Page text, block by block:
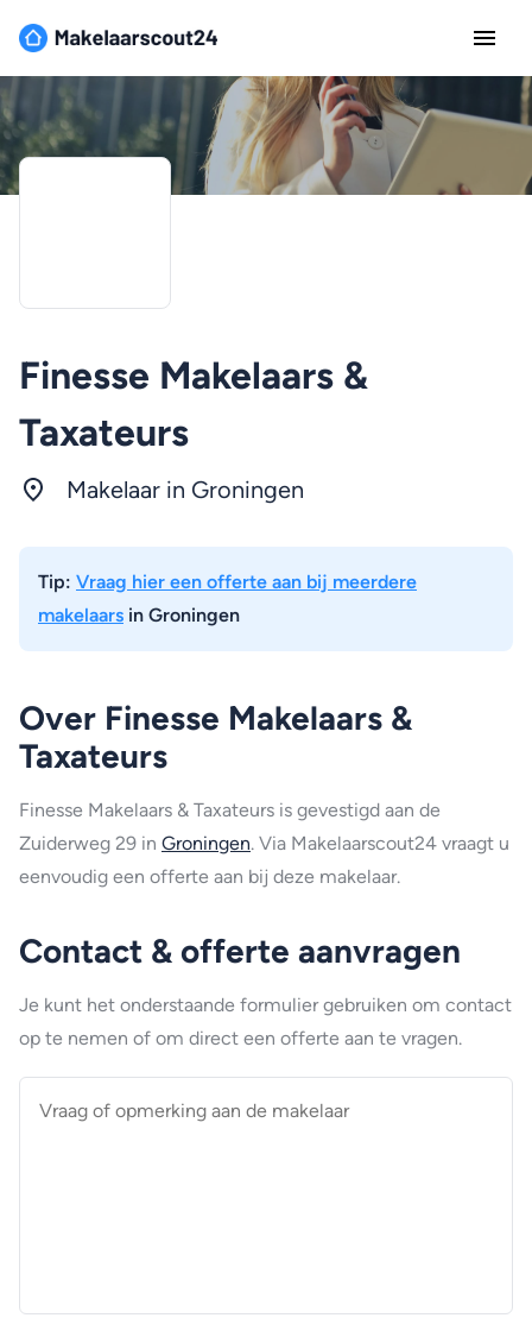
Finesse Makelaars &
Taxateurs
Makelaar in Groningen
Tip: Vraag hier een offerte aan bij meerdere
makelaars in Groningen
Over Finesse Makelaars &
Taxateurs
Finesse Makelaars & Taxateurs is gevestigd aan de
Zuiderweg 29 in Groningen. Via Makelaarscout24 vraagt u
eenvoudig een offerte aan bij deze makelaar.
Contact & offerte aanvragen
Je kunt het onderstaande formulier gebruiken om contact
op te nemen of om direct een offerte aan te vragen.